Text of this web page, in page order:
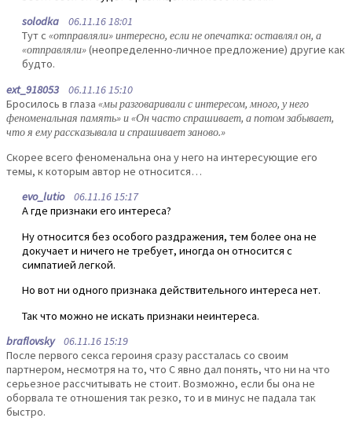
solodka 06.11.16 18:01
Тут с «отправляли» интересно, если не опечатка: оставлял он, а
«отправляли»(неопределенно-личное предложение) другие как
будто.
ext_918053 06.11.16 15:10
Бросилось в глаза «мы разговаривали с интересом, много, у него
феноменальная память» и «Он часто спрашивает, а потом забывает,
что я ему рассказывала и спрашивает заново.»
Скорее всего феноменальна она у него на интересующие его
темы, к которым автор не относится…
evo_lutio06.11.16 15:17
А где признаки его интереса?
Ну относится без особого раздражения, тем более она не
докучает и ничего не требует, иногда он относится с
симпатией легкой.
Но вот ни одного признака действительного интереса нет.
Так что можно не искать признаки неинтереса.
braflovsky06.11.16 15:19
После первого секса героиня сразу рассталась со своим
партнером, несмотря на то, что С явно дал понять, что ни на что
серьезное рассчитывать не стоит. Возможно, если бы она не
оборвала те отношения так резко, то и в минус не падала так
быстро.